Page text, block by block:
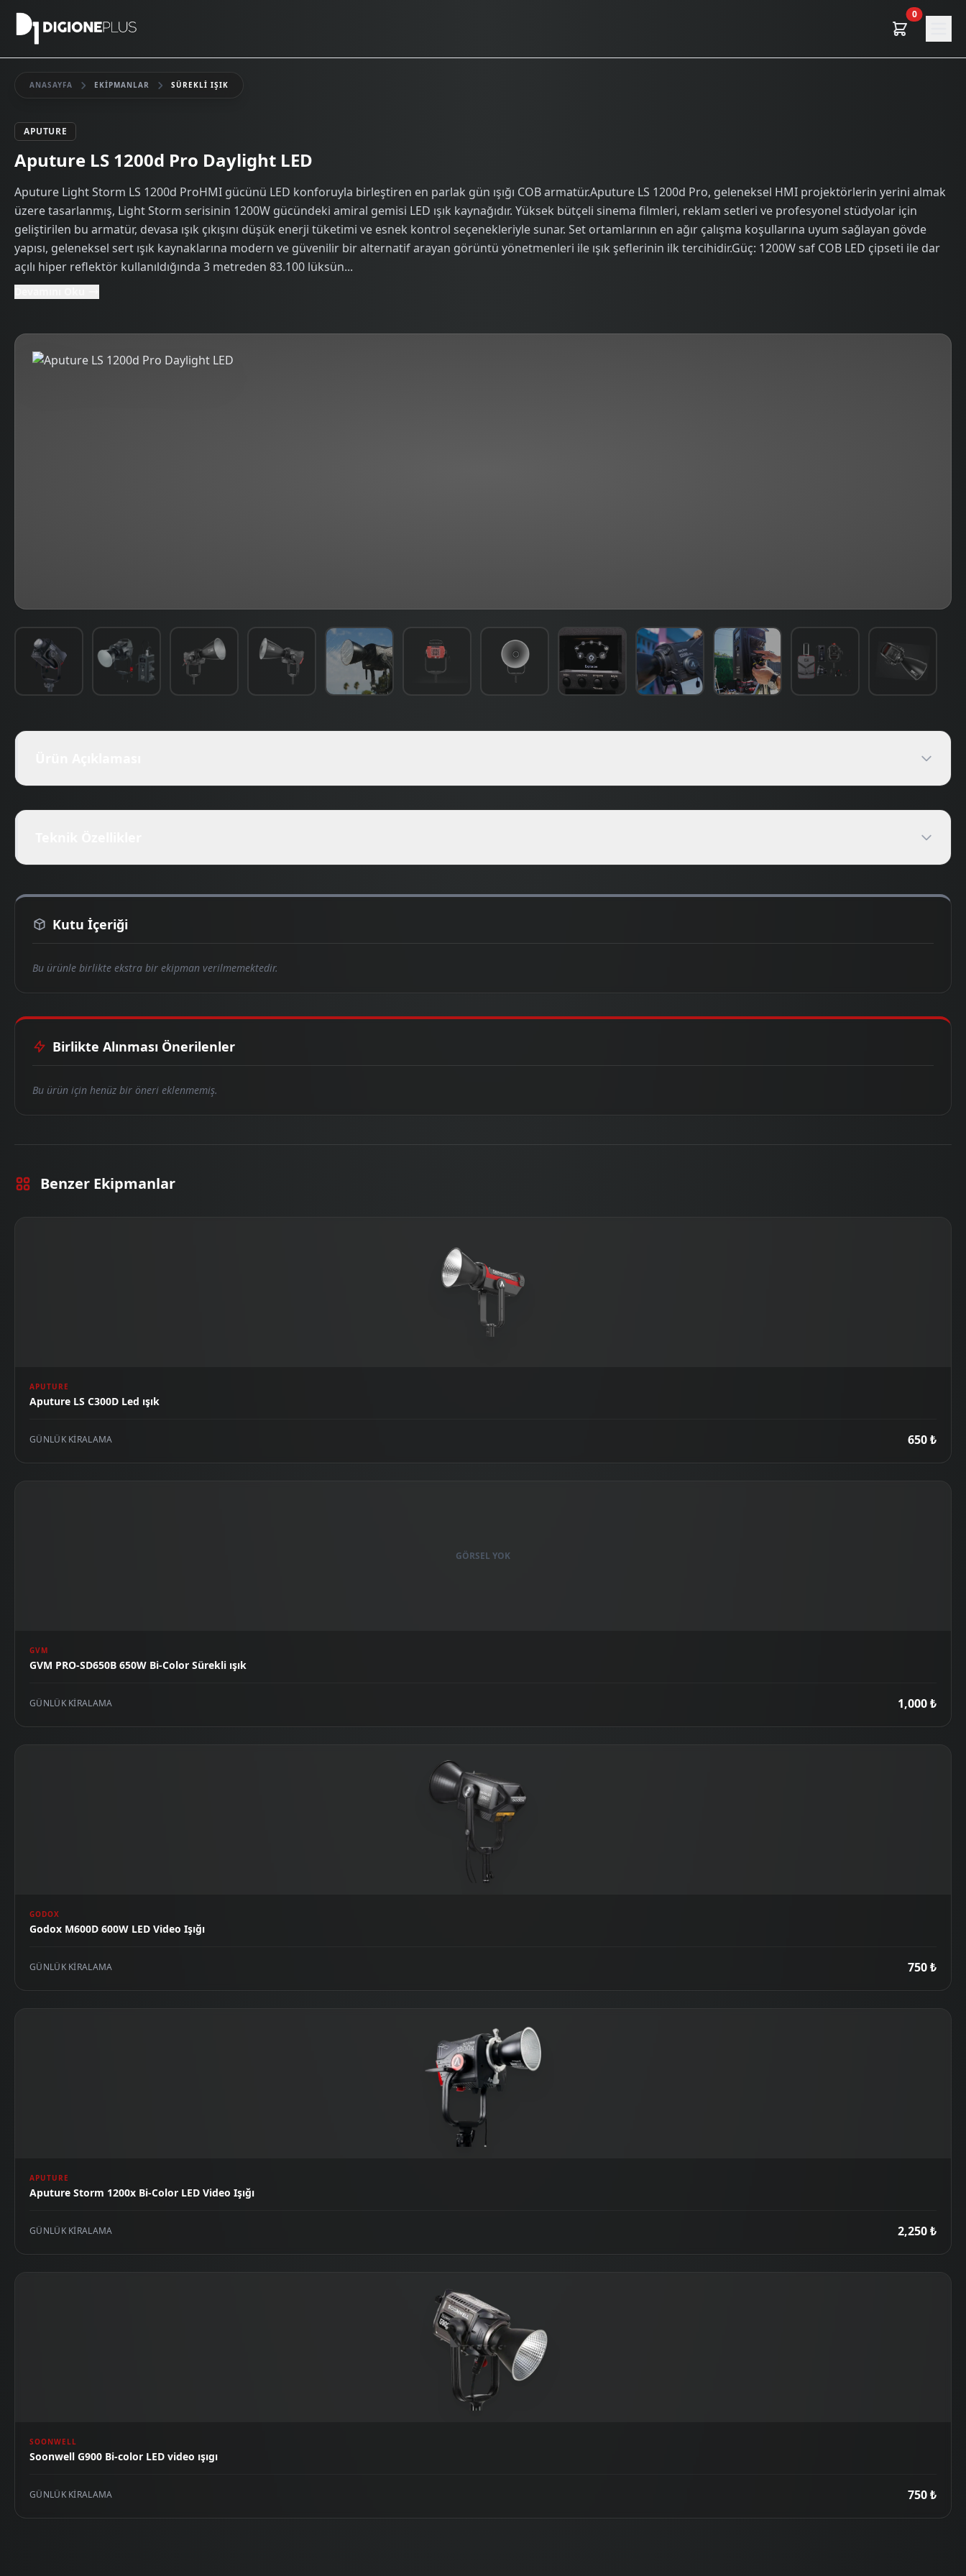
0
ANASAYFA EKIPMANLAR SÜREKLI IŞIK
APUTURE
Kiralık
Aputure LS 1200d Pro Daylight LED
Aputure Light Storm LS 1200d ProHMI gücünü LED konforuyla birleştiren en parlak gün ışığı COB armatür.Aputure LS 1200d Pro, geleneksel HMI projektörlerin yerini almak
üzere tasarlanmış, Light Storm serisinin 1200W gücündeki amiral gemisi LED ışık kaynağıdır. Yüksek bütçeli sinema filmleri, reklam setleri ve profesyonel stüdyolar için
geliştirilen bu armatür, devasa ışık çıkışını düşük enerji tüketimi ve esnek kontrol seçenekleriyle sunar. Set ortamlarının en ağır çalışma koşullarına uyum sağlayan gövde
yapısı, geleneksel sert ışık kaynaklarına modern ve güvenilir bir alternatif arayan görüntü yönetmenleri ile ışık şeflerinin ilk tercihidir.Güç: 1200W saf COB LED çipseti ile dar
açılı hiper reflektör kullanıldığında 3 metreden 83.100 lüksün...
Kutu İçeriği
Bu ürünle birlikte ekstra bir ekipman verilmemektedir.
Birlikte Alınması Önerilenler
Bu ürün için henüz bir öneri eklenmemiş.
Benzer Ekipmanlar
APUTURE
Aputure LS C300D Led ışık
GÜNLÜK KIRALAMA 650 ₺
GÖRSEL YOK
GVM
GVM PRO-SD650B 650W Bi-Color Sürekli ışık
GÜNLÜK KIRALAMA 1,000 ₺
GODOX
Godox M600D 600W LED Video Işığı
GÜNLÜK KIRALAMA 750 ₺
APUTURE
Aputure Storm 1200x Bi-Color LED Video Işığı
GÜNLÜK KIRALAMA 2,250 ₺
SOONWELL
Soonwell G900 Bi-color LED video ışıgı
GÜNLÜK KIRALAMA 750 ₺